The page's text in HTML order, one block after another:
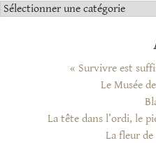
Catégories
« Survivre est
Le Musée
La tête dans l’ordi, le
La fleur